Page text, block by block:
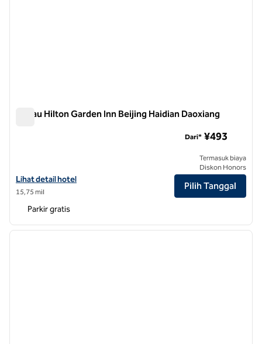
Danau Hilton Garden Inn Beijing Haidian Daoxiang
Lihat detail hotel untuk Hilton Garden Inn Beijing Haidian Daoxiang
Lihat detail hotel
15,75 mil
Dari* ¥493
Termasuk biaya
Diskon Honors
Pilih Tanggal
Parkir gratis
1 dari 12